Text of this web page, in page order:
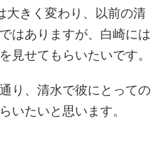
大きく変わり、以前の清
はありますが、白崎には
見せてもらいたいです。
り、清水で彼にとっての
いたいと思います。